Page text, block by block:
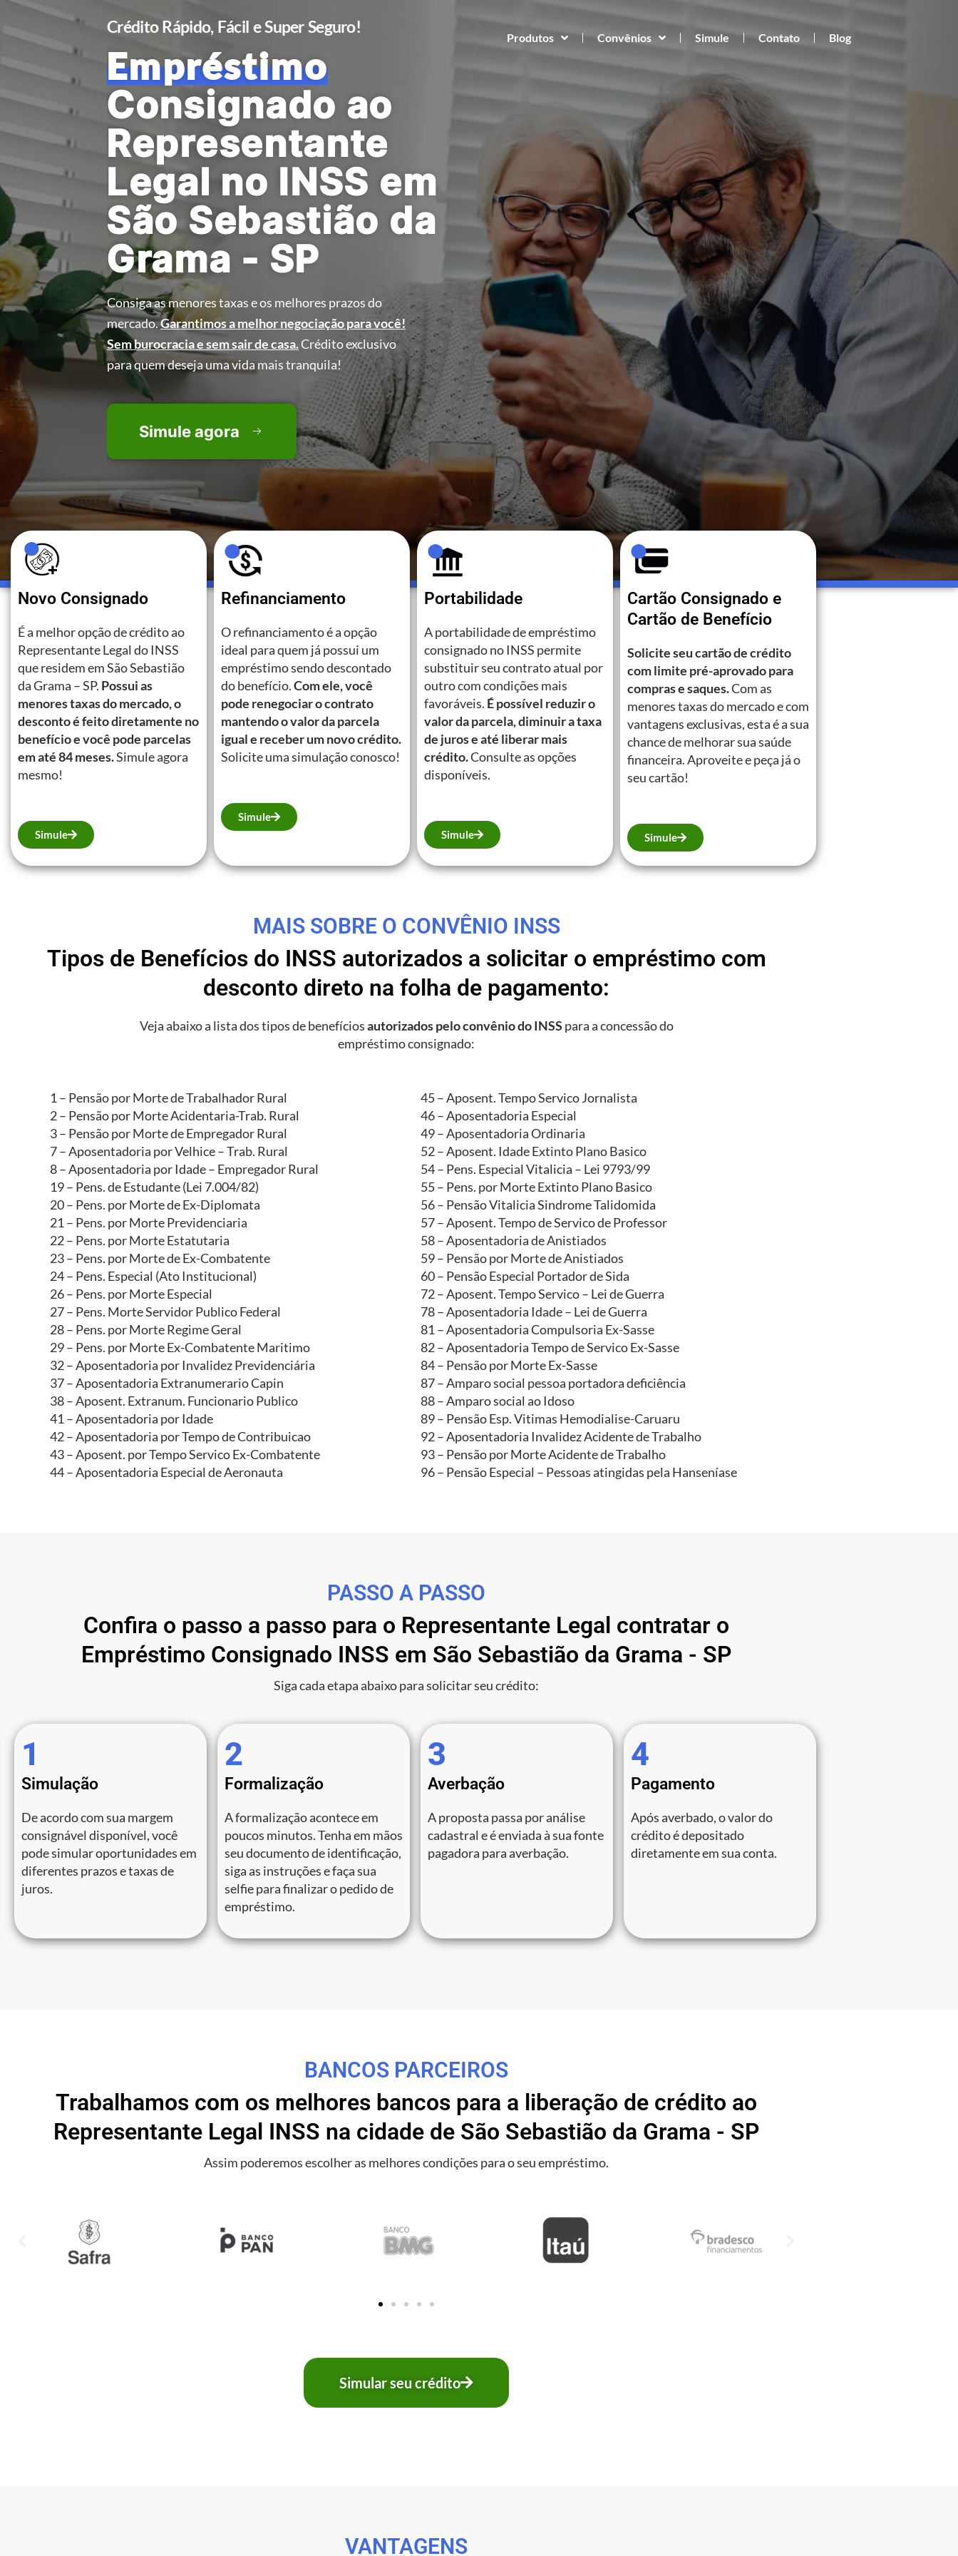
Produtos Convênios Simule Contato Blog
Crédito Rápido, Fácil e Super Seguro!
Empréstimo
Consignado ao
Representante
Legal no INSS em
São Sebastião da
Grama - SP
Consiga as menores taxas e os melhores prazos do
mercado.Garantimos a melhor negociação para você!
Sem burocracia e sem sair de casa.Crédito exclusivo
para quem deseja uma vida mais tranquila!
Simule agora
Novo Consignado
É a melhor opção de crédito ao
Representante Legal do INSS
que residem em São Sebastião
da Grama – SP. Possui as
menores taxas do mercado, o
desconto é feito diretamente no
benefício e você pode parcelas
em até 84 meses.Simule agora
mesmo!
Simule
Refinanciamento
O refinanciamento é a opção
ideal para quem já possui um
empréstimo sendo descontado
do benefício.Com ele, você
pode renegociar o contrato
mantendo o valor da parcela
igual e receber um novo crédito.
Solicite uma simulação conosco!
Simule
Portabilidade
A portabilidade de empréstimo
consignado no INSS permite
substituir seu contrato atual por
outro com condições mais
favoráveis. É possível reduzir o
valor da parcela, diminuir a taxa
de juros e até liberar mais
crédito.Consulte as opções
disponíveis.
Simule
Cartão Consignado e
Cartão de Benefício
Solicite seu cartão de crédito
com limite pré-aprovado para
compras e saques.Com as
menores taxas do mercado e com
vantagens exclusivas, esta é a sua
chance de melhorar sua saúde
financeira. Aproveite e peça já o
seu cartão!
Simule
MAIS SOBRE O CONVÊNIO INSS
Tipos de Benefícios do INSS autorizados a solicitar o empréstimo com
desconto direto na folha de pagamento:
Veja abaixo a lista dos tipos de benefíciosautorizados pelo convênio do INSS para a concessão do
empréstimo consignado:
1 – Pensão por Morte de Trabalhador Rural
2 – Pensão por Morte Acidentaria-Trab. Rural
3 – Pensão por Morte de Empregador Rural
7 – Aposentadoria por Velhice – Trab. Rural
8 – Aposentadoria por Idade – Empregador Rural
19 – Pens. de Estudante (Lei 7.004/82)
20 – Pens. por Morte de Ex-Diplomata
21 – Pens. por Morte Previdenciaria
22 – Pens. por Morte Estatutaria
23 – Pens. por Morte de Ex-Combatente
24 – Pens. Especial (Ato Institucional)
26 – Pens. por Morte Especial
27 – Pens. Morte Servidor Publico Federal
28 – Pens. por Morte Regime Geral
29 – Pens. por Morte Ex-Combatente Maritimo
32 – Aposentadoria por Invalidez Previdenciária
37 – Aposentadoria Extranumerario Capin
38 – Aposent. Extranum. Funcionario Publico
41 – Aposentadoria por Idade
42 – Aposentadoria por Tempo de Contribuicao
43 – Aposent. por Tempo Servico Ex-Combatente
44 – Aposentadoria Especial de Aeronauta
45 – Aposent. Tempo Servico Jornalista
46 – Aposentadoria Especial
49 – Aposentadoria Ordinaria
52 – Aposent. Idade Extinto Plano Basico
54 – Pens. Especial Vitalicia – Lei 9793/99
55 – Pens. por Morte Extinto Plano Basico
56 – Pensão Vitalicia Sindrome Talidomida
57 – Aposent. Tempo de Servico de Professor
58 – Aposentadoria de Anistiados
59 – Pensão por Morte de Anistiados
60 – Pensão Especial Portador de Sida
72 – Aposent. Tempo Servico – Lei de Guerra
78 – Aposentadoria Idade – Lei de Guerra
81 – Aposentadoria Compulsoria Ex-Sasse
82 – Aposentadoria Tempo de Servico Ex-Sasse
84 – Pensão por Morte Ex-Sasse
87 – Amparo social pessoa portadora deficiência
88 – Amparo social ao Idoso
89 – Pensão Esp. Vitimas Hemodialise-Caruaru
92 – Aposentadoria Invalidez Acidente de Trabalho
93 – Pensão por Morte Acidente de Trabalho
96 – Pensão Especial – Pessoas atingidas pela Hanseníase
PASSO A PASSO
Confira o passo a passo para o Representante Legal contratar o
Empréstimo Consignado INSS em São Sebastião da Grama - SP
Siga cada etapa abaixo para solicitar seu crédito:
1
Simulação
De acordo com sua margem
consignável disponível, você
pode simular oportunidades em
diferentes prazos e taxas de
juros.
2
Formalização
A formalização acontece em
poucos minutos. Tenha em mãos
seu documento de identificação,
siga as instruções e faça sua
selfie para finalizar o pedido de
empréstimo.
3
Averbação
A proposta passa por análise
cadastral e é enviada à sua fonte
pagadora para averbação.
4
Pagamento
Após averbado, o valor do
crédito é depositado
diretamente em sua conta.
BANCOS PARCEIROS
Trabalhamos com os melhores bancos para a liberação de crédito ao
Representante Legal INSS na cidade de São Sebastião da Grama - SP
Assim poderemos escolher as melhores condições para o seu empréstimo.
Simular seu crédito
VANTAGENS